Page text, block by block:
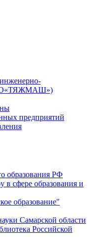
АО«ТЯЖМАШ»)
предприятий
образования РФ
в сфере образования и
образование"
Самарской области
Российской